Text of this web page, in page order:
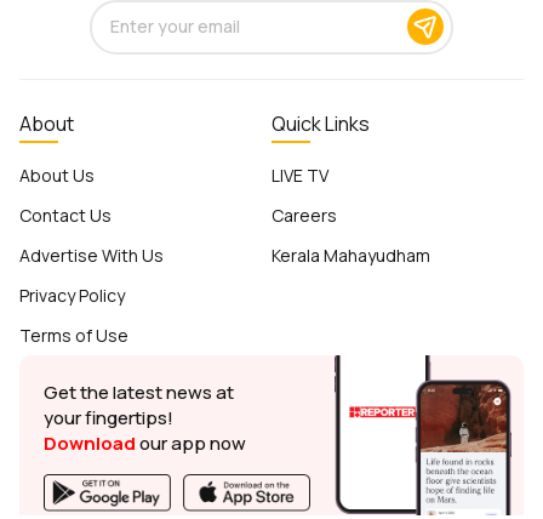
About
About Us
Contact Us
Advertise With Us
Privacy Policy
Terms of Use
Quick Links
LIVE TV
Careers
Kerala Mahayudham
Get the latest news at
your fingertips!
Downloadour app now